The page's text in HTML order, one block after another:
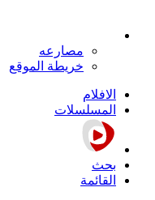
مصارعه
خريطة الموقع
الافلام
المسلسلات
بحث
القائمة